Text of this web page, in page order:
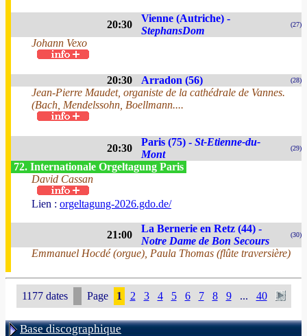
20:30
Vienne (Autriche) -
StephansDom
(27)
Johann Vexo
20:30 Arradon (56) (28)
Jean-Pierre Maudet, organiste de la cathédrale de Vannes.
(Bach, Mendelssohn, Boellmann....
20:30
Paris (75) - St-Etienne-du-
Mont
(29)
72. Internationale Orgeltagung Paris
David Cassan
Lien : orgeltagung-2026.gdo.de/
21:00
La Bernerie en Retz (44) -
Notre Dame de Bon Secours
(30)
Emmanuel Hocdé (orgue), Paula Thomas (flûte traversière)
1177 dates Page 1 2 3 4 5 6 7 8 9 ... 40
Base discographique